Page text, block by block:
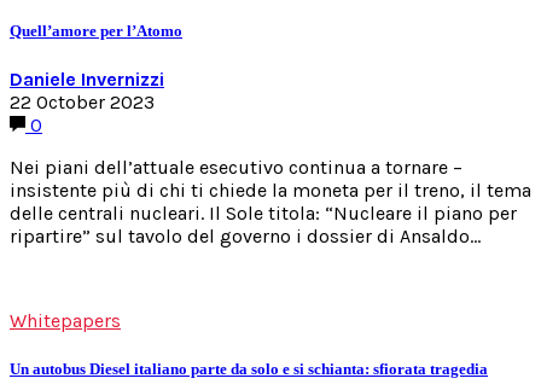
Quell’amore per l’Atomo
Daniele Invernizzi
22 October 2023
0
Nei piani dell’attuale esecutivo continua a tornare –
insistente più di chi ti chiede la moneta per il treno, il tema
delle centrali nucleari. Il Sole titola: “Nucleare il piano per
ripartire” sul tavolo del governo i dossier di Ansaldo…
Whitepapers
Un autobus Diesel italiano parte da solo e si schianta: sfiorata tragedia